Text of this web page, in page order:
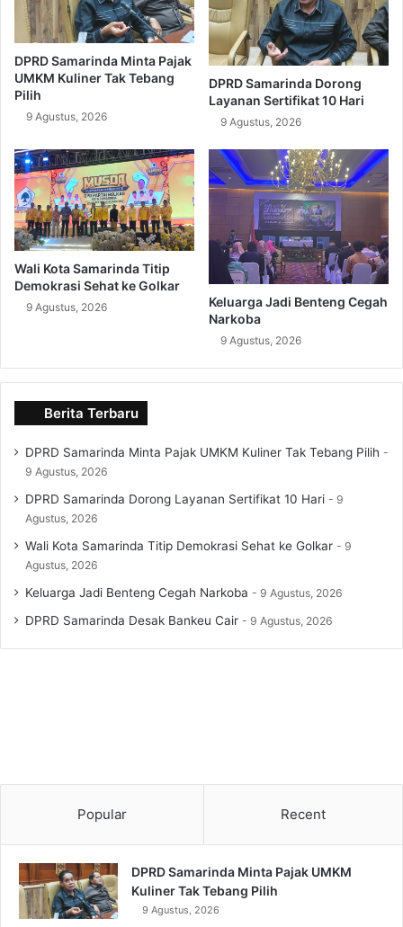
DPRD Samarinda Minta Pajak
UMKM Kuliner Tak Tebang
Pilih
9 Agustus, 2026
DPRD Samarinda Dorong
Layanan Sertifikat 10 Hari
9 Agustus, 2026
Wali Kota Samarinda Titip
Demokrasi Sehat ke Golkar
9 Agustus, 2026
Keluarga Jadi Benteng Cegah
Narkoba
9 Agustus, 2026
Berita Terbaru
DPRD Samarinda Minta Pajak UMKM Kuliner Tak Tebang Pilih
9 Agustus, 2026
DPRD Samarinda Dorong Layanan Sertifikat 10 Hari
9
Agustus, 2026
Wali Kota Samarinda Titip Demokrasi Sehat ke Golkar
9
Agustus, 2026
Keluarga Jadi Benteng Cegah Narkoba 9 Agustus, 2026
DPRD Samarinda Desak Bankeu Cair 9 Agustus, 2026
Popular Recent
DPRD Samarinda Minta Pajak UMKM
Kuliner Tak Tebang Pilih
9 Agustus, 2026